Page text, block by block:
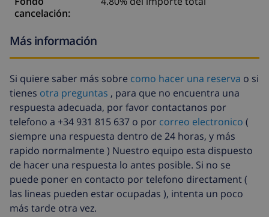
cancelación:
Más información
Si quiere saber más sobre como hacer una reserva o si
tienes otra preguntas , para que no encuentra una
respuesta adecuada, por favor contactanos por
telefono a +34 931 815 637 o por correo electronico (
siempre una respuesta dentro de 24 horas, y más
rapido normalmente ) Nuestro equipo esta dispuesto
de hacer una respuesta lo antes posible. Si no se
puede poner en contacto por telefono directament (
las lineas pueden estar ocupadas ), intenta un poco
más tarde otra vez.